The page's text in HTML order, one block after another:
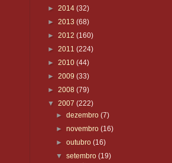
► 2014 (32)
► 2013 (68)
► 2012 (160)
► 2011 (224)
► 2010 (44)
► 2009 (33)
► 2008 (79)
▼ 2007 (222)
►dezembro(7)
►novembro(16)
►outubro(16)
▼setembro(19)